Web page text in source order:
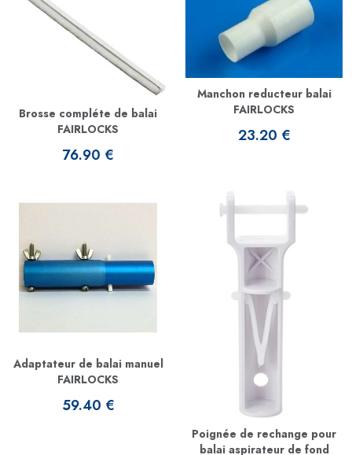
Brosse compléte de balai
FAIRLOCKS
76.90 €
Manchon reducteur balai
FAIRLOCKS
23.20 €
Adaptateur de balai manuel
FAIRLOCKS
59.40 €
Poignée de rechange pour
balai aspirateur de fond